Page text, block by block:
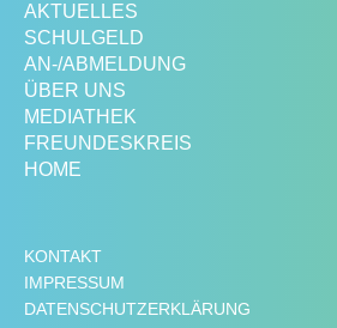
AKTUELLES
SCHULGELD
AN-/ABMELDUNG
ÜBER UNS
MEDIATHEK
FREUNDESKREIS
HOME
KONTAKT
IMPRESSUM
DATENSCHUTZERKLÄRUNG